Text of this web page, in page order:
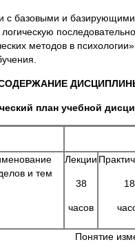
с базовыми и
методов в
СОДЕРЖАНИЕ
план учебной
и тем
Лекции
38
часов
18
Понятие